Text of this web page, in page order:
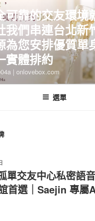
可靠的交友環境
我們串連台北新
為您安排優質單
實體排約
| onlovebox.com
選單
單交友中心私密語
首選｜Saejin 專屬